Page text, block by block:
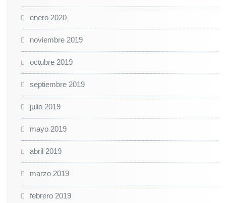
enero 2020
noviembre 2019
octubre 2019
septiembre 2019
julio 2019
mayo 2019
abril 2019
marzo 2019
febrero 2019